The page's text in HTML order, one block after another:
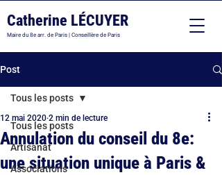
Catherine LÉCUYER
Maire du 8e arr. de Paris | Conseillère de Paris
Post
Tous les posts
Artisanat
Associations
Tous les posts
Annulation du conseil du 8e:
une situation unique à Paris &
12 mai 2020 2 min de lecture